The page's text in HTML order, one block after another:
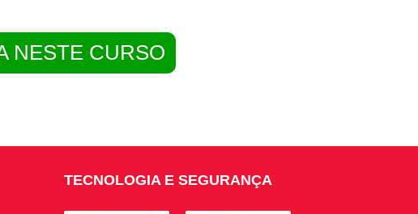
NESTE CURSO
TECNOLOGIA E SEGURANÇA